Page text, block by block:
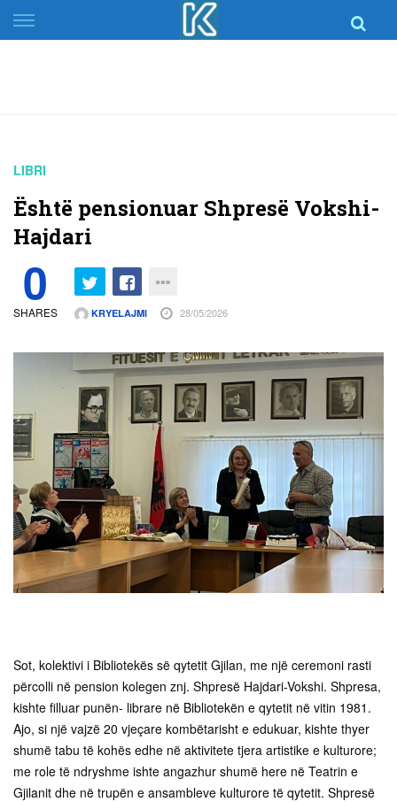
Skip
to
LIBRI
Është pensionuar Shpresë Vokshi-
Hajdari
0
SHARES KRYELAJMI 28/05/2026
Sot, kolektivi i Bibliotekës së qytetit Gjilan, me një ceremoni rasti
përcolli në pension kolegen znj. Shpresë Hajdari-Vokshi. Shpresa,
kishte filluar punën- librare në Bibliotekën e qytetit në vitin 1981.
Ajo, si një vajzë 20 vjeçare kombëtarisht e edukuar, kishte thyer
shumë tabu të kohës edhe në aktivitete tjera artistike e kulturore;
me role të ndryshme ishte angazhur shumë here në Teatrin e
Gjilanit dhe në trupën e ansambleve kulturore të qytetit. Shpresë